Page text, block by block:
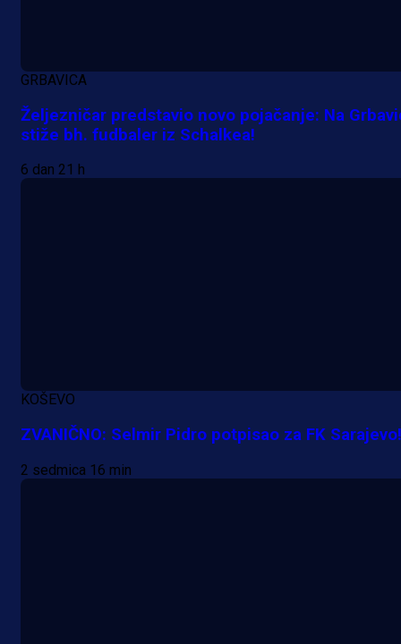
GRBAVICA
Željezničar predstavio novo pojačanje: Na
stiže bh. fudbaler iz Schalkea!
6 dan 21 h
KOŠEVO
ZVANIČNO: Selmir Pidro potpisao za FK Sarajevo!
2 sedmica 16 min